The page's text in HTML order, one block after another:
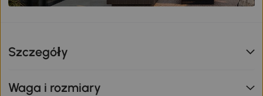
Szczegóły
Waga i rozmiary